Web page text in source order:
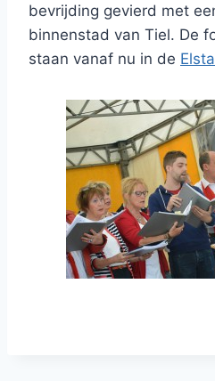
bevrijding gevierd met
binnenstad van Tiel. De
staan vanaf nu in de